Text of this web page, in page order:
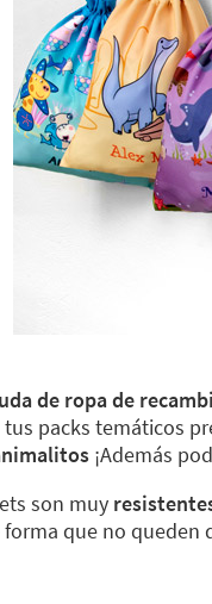
de ropa de
packs temáticos
¡Además
son muy
forma que no queden